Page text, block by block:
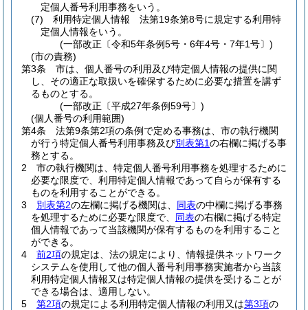
定個人番号利用事務をいう。
(7)
利用特定個人情報 法第19条第8号に規定する利用特
定個人情報をいう。
(一部改正〔令和5年条例5号・6年4号・7年1号〕)
(市の責務)
第3条
市は、個人番号の利用及び特定個人情報の提供に関
し、その適正な取扱いを確保するために必要な措置を講ず
るものとする。
(一部改正〔平成27年条例59号〕)
(個人番号の利用範囲)
第4条
法第9条第2項の条例で定める事務は、市の執行機関
が行う特定個人番号利用事務及び別表第1の右欄に掲げる事
務とする。
2
市の執行機関は、特定個人番号利用事務を処理するために
必要な限度で、利用特定個人情報であって自らが保有する
ものを利用することができる。
3
別表第2の左欄に掲げる機関は、 同表の中欄に掲げる事務
を処理するために必要な限度で、 同表の右欄に掲げる特定
個人情報であって当該機関が保有するものを利用すること
ができる。
4
前2項の規定は、法の規定により、情報提供ネットワーク
システムを使用して他の個人番号利用事務実施者から当該
利用特定個人情報又は特定個人情報の提供を受けることが
できる場合は、適用しない。
5
第2項の規定による利用特定個人情報の利用又は第3項の